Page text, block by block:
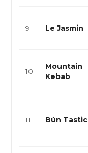
9 Le Jasmin
10
Mountain
Kebab
11 Bún Tastic